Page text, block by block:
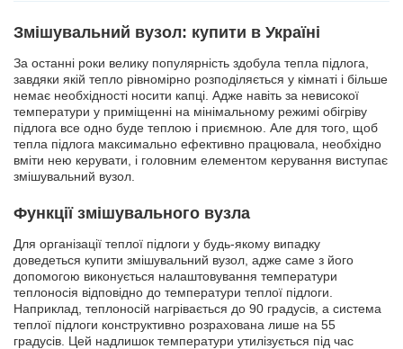
Змішувальний вузол: купити в Україні
За останні роки велику популярність здобула тепла підлога,
завдяки якій тепло рівномірно розподіляється у кімнаті і більше
немає необхідності носити капці. Адже навіть за невисокої
температури у приміщенні на мінімальному режимі обігріву
підлога все одно буде теплою і приємною. Але для того, щоб
тепла підлога максимально ефективно працювала, необхідно
вміти нею керувати, і головним елементом керування виступає
змішувальний вузол.
Функції змішувального вузла
Для організації теплої підлоги у будь-якому випадку
доведеться купити змішувальний вузол, адже саме з його
допомогою виконується налаштовування температури
теплоносія відповідно до температури теплої підлоги.
Наприклад, теплоносій нагрівається до 90 градусів, а система
теплої підлоги конструктивно розрахована лише на 55
градусів. Цей надлишок температури утилізується під час